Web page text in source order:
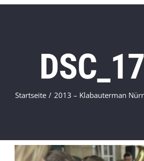
Startseite / 2013 – Klabauterman